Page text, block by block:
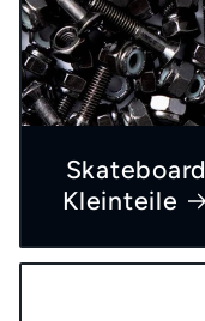
Skateboard
Kleinteile